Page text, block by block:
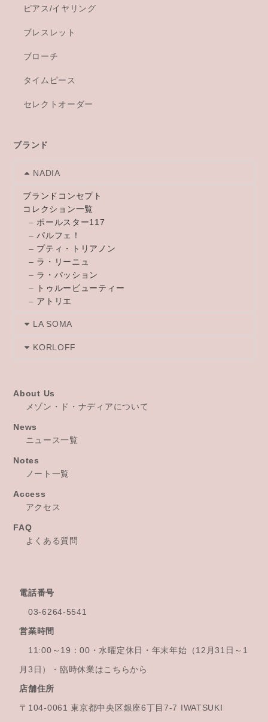
ピアス/イヤリング
ブレスレット
ブローチ
タイムピース
セレクトオーダー
ブランド
NADIA
ブランドコンセプト
コレクション一覧
– ポールスター117
–パルフェ！
– プティ・トリアノン
– ラ・リーニュ
– ラ・パッション
–
トゥルービューティー
– アトリエ
LA SOMA
KORLOFF
About Us
メゾン・ド・ナディアについて
News
ニュース一覧
Notes
ノート一覧
Access
アクセス
FAQ
よくある質問
電話番号
03-6264-5541
営業時間
11:00～19：00・水曜定休日・年末年始 （12月31日～1
月3日）・臨時休業はこちらから
店舗住所
〒104-0061 東京都中央区銀座6丁目7-7 IWATSUKI